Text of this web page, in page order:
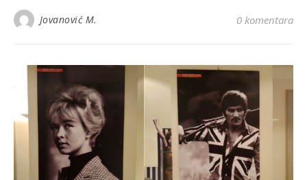
Jovanović M. 0 komentara